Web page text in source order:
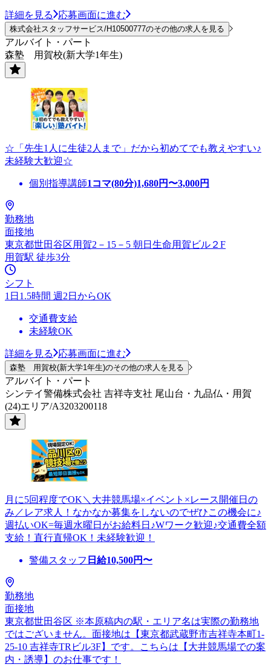
詳細を見る 応募画面に進む
株式会社スタッフサービス/H10500777のその他の求人を見る
アルバイト・パート
森塾 用賀校(新大学1年生)
☆「先生1人に生徒2人まで」だから初めてでも教えやすい♪
未経験大歓迎☆
個別指導講師1コマ(80分)1,680円〜3,000円
勤務地
面接地
東京都世田谷区用賀2－15－5 朝日生命用賀ビル２F
用賀駅 徒歩3分
シフト
1日1.5時間 週2日からOK
交通費支給
未経験OK
詳細を見る 応募画面に進む
森塾 用賀校(新大学1年生)のその他の求人を見る
アルバイト・パート
シンテイ警備株式会社 吉祥寺支社 尾山台・九品仏・用賀
(24)エリア/A3203200118
月に5回程度でOK＼大井競馬場×イベント×レース開催日の
み／レア求人！なかなか募集をしないのでぜひこの機会に♪
週払いOK=毎週水曜日がお給料日♪Wワーク歓迎♪交通費全額
支給！直行直帰OK！未経験歓迎！
警備スタッフ 日給10,500円〜
勤務地
面接地
東京都世田谷区 ※本原稿内の駅・エリア名は実際の勤務地
ではございません。面接地は【東京都武蔵野市吉祥寺本町1-
25-10 吉祥寺TRビル3F】です。こちらは【大井競馬場での案
内・誘導】のお仕事です！